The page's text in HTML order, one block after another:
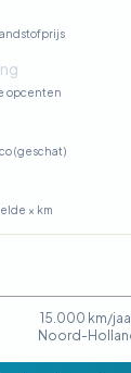
opcenten
(geschat)
× km
15.000 km/
Noord-